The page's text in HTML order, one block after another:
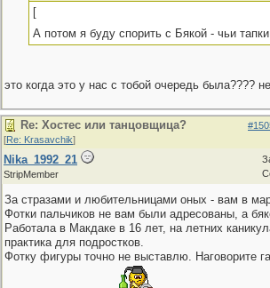
[
А потом я буду спорить с Бякой - чьи
это когда это у нас с тобой очередь была????
Re: Хостес или танцовщица?
[Re: Krasavchik]
Nika_1992_21
StripMember
За стразами и любительницами оных - вам в
Фотки пальчиков не вам были адресованы, а
Работала в Макдаке в 16 лет, на летних
практика для подростков.
Фотку фигуры точно не выставлю. Наговорите